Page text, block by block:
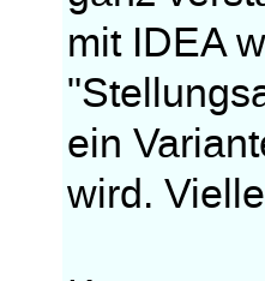
mit IDEA
ein
wird.